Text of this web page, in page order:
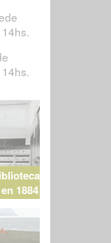
1884